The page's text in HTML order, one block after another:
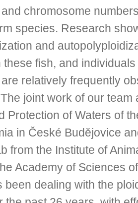
chromosome
species. Research
and
fish, and
relatively frequently
joint work of our team
Protection of Waters of
in České Budějovice
from the Institute of
Academy of Sciences
been dealing with the